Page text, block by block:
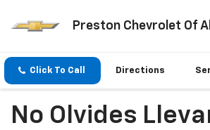
Preston Chevrolet Of
Click To Call Directions
No Olvides